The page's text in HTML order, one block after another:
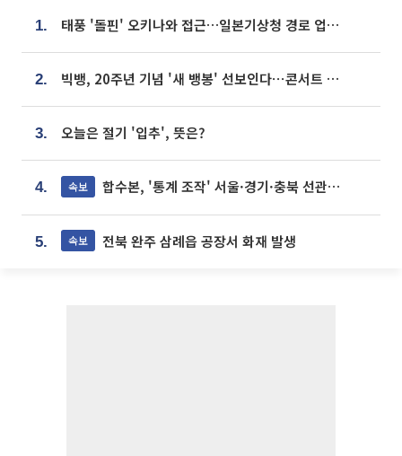
1. 태풍 '돌핀' 오키나와 접근…일본기상청 경로 업데이트
2. 빅뱅, 20주년 기념 '새 뱅봉' 선보인다⋯콘서트 앞두고 팝업 개최
3. 오늘은 절기 '입추', 뜻은?
4. 속보 합수본, '통계 조작' 서울·경기·충북 선관위 등 추가 압수수색
5. 속보 전북 완주 삼례읍 공장서 화재 발생